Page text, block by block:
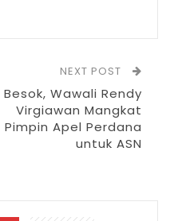
Bupati Paparkan Prestasi
NEXT POST
Besok, Wawali Rendy
Virgiawan Mangkat
Pimpin Apel Perdana
untuk ASN